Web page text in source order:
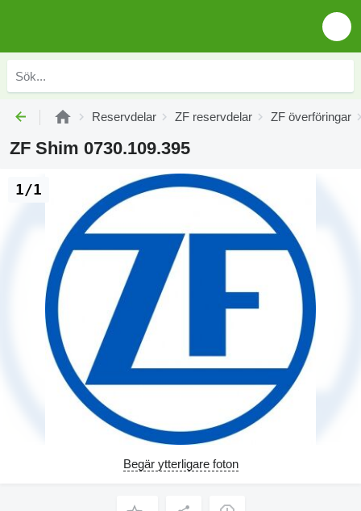
Reservdelar ZF reservdelar ZF överföringar
ZF Shim 0730.109.395
1/1
Begär ytterligare foton